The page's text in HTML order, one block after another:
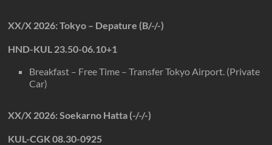
XX/X 2026: Tokyo – Depature (B/-/-)
HND-KUL 23.50-06.10+1
Breakfast – Free Time – Transfer Tokyo Airport. (Private
Car)
XX/X 2026: Soekarno Hatta (-/-/-)
KUL-CGK 08.30-0925